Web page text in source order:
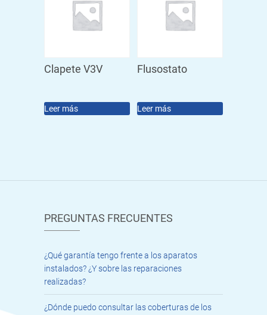
Clapete V3V
Leer más
Flusostato
Leer más
PREGUNTAS FRECUENTES
¿Qué garantía tengo frente a los aparatos
instalados? ¿Y sobre las reparaciones
realizadas?
¿Dónde puedo consultar las coberturas de los